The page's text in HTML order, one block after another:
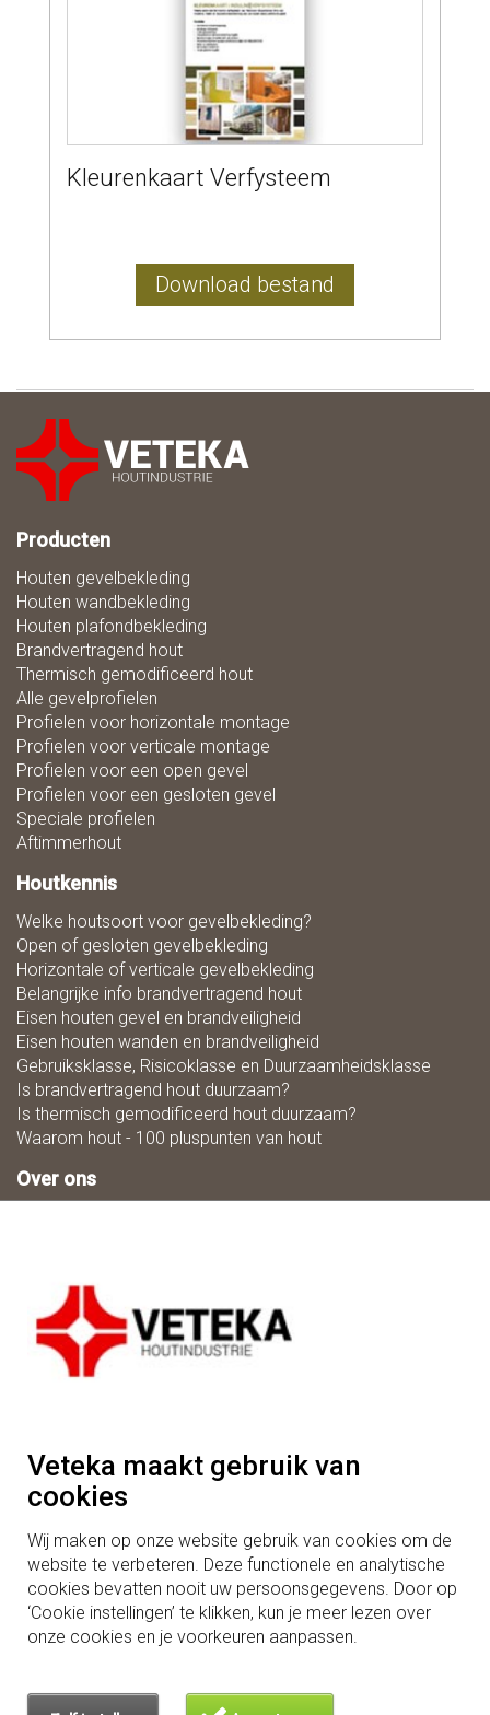
Kleurenkaart Verfysteem
Download bestand
Veteka maakt gebruik van
cookies
Wij maken op onze website gebruik van cookies om de
website te verbeteren. Deze functionele en analytische
cookies bevatten nooit uw persoonsgegevens. Door op
‘Cookie instellingen’ te klikken, kun je meer lezen over
onze cookies en je voorkeuren aanpassen.
Producten
Houten gevelbekleding
Houten wandbekleding
Houten plafondbekleding
Brandvertragend hout
Thermisch gemodificeerd hout
Alle gevelprofielen
Profielen voor horizontale montage
Profielen voor verticale montage
Profielen voor een open gevel
Profielen voor een gesloten gevel
Speciale profielen
Aftimmerhout
Houtkennis
Welke houtsoort voor gevelbekleding?
Open of gesloten gevelbekleding
Horizontale of verticale gevelbekleding
Belangrijke info brandvertragend hout
Eisen houten gevel en brandveiligheid
Eisen houten wanden en brandveiligheid
Gebruiksklasse, Risicoklasse en Duurzaamheidsklasse
Is brandvertragend hout duurzaam?
Is thermisch gemodificeerd hout duurzaam?
Waarom hout - 100 pluspunten van hout
Over ons
Duurzaamheid
Mogelijkheden in houtbewerking
Vacatures
Algemenevoorwaarden
Wit Hollandweg 3
5091TB Middelbeers
Tel: +31 (0)13 514 20 12